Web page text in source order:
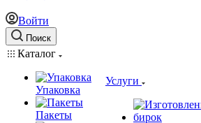
Войти
Поиск
Каталог
Упаковка
Пакеты
Услуги